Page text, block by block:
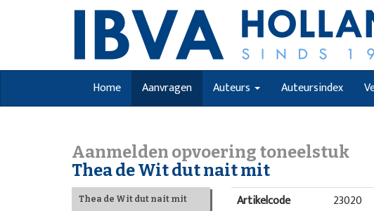
Home Aanvragen Auteurs Auteursindex
Aanmelden opvoering toneelstuk
Thea de Wit dut nait mit
Thea de Wit dut nait mit Artikelcode
23020